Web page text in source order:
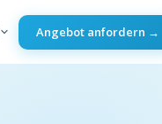
Angebot anfordern →